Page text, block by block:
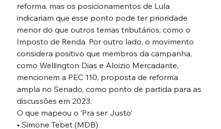
reforma, mas os posicionamentos de Lula
indicariam que esse ponto pode ter prioridade
menor do que outros temas tributários, como o
Imposto de Renda. Por outro lado, o movimento
considera positivo que membros da campanha,
como Wellington Dias e Aloizio Mercadante,
mencionem a PEC 110, proposta de reforma
ampla no Senado, como ponto de partida para as
discussões em 2023.
O que mapeou o ‘Pra ser Justo’
• Simone Tebet (MDB)